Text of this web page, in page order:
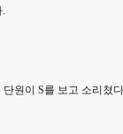
원이 S를 보고 소리쳤